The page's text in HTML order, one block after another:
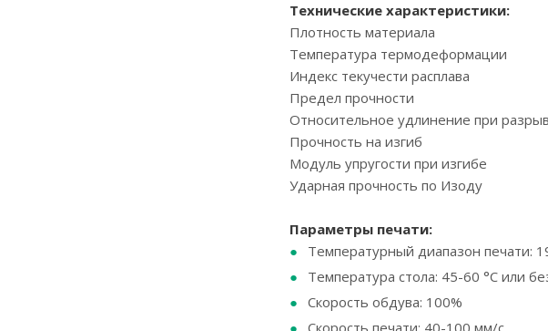
Технические характеристики:
Плотность материала
Температура термодеформации
Индекс текучести расплава
Предел прочности
Относительное удлинение при
Прочность на изгиб
Модуль упругости при изгибе
Ударная прочность по Изоду
Параметры печати:
Температурный диапазон печати:
Температура стола: 45-60 °С или
Скорость обдува: 100%
Скорость печати: 40-100 мм/с